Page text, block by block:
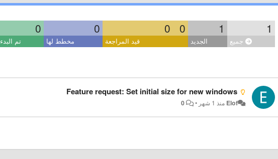
1
1
0
0
0
0
جميع الجديد قيد المراجعة مخطط لها تم البدء
Feature request: Set initial size for new windows
Elof منذ 1 شهر •
0